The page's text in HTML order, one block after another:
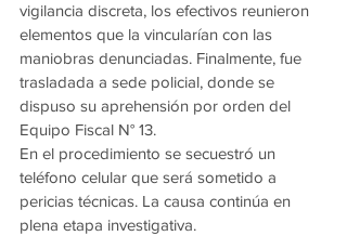
vigilancia discreta, los efectivos reunieron
elementos que la vincularían con las
maniobras denunciadas. Finalmente, fue
trasladada a sede policial, donde se
dispuso su aprehensión por orden del
Equipo Fiscal N° 13.
En el procedimiento se secuestró un
teléfono celular que será sometido a
pericias técnicas. La causa continúa en
plena etapa investigativa.